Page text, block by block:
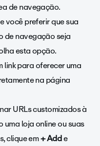
de navegação.
você preferir que sua
de navegação seja
esta opção.
link para oferecer uma
na página
URLs customizados à
loja online ou suas
clique em+ Adde